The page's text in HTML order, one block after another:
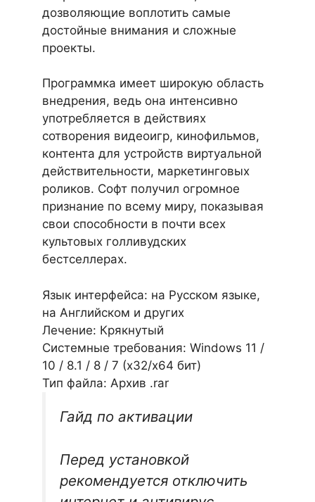
дозволяющие воплотить самые
достойные внимания и сложные
проекты.
Программка имеет широкую область
внедрения, ведь она интенсивно
употребляется в действиях
сотворения видеоигр, кинофильмов,
контента для устройств виртуальной
действительности, маркетинговых
роликов. Софт получил огромное
признание по всему миру, показывая
свои способности в почти всех
культовых голливудских
бестселлерах.
Язык интерфейса: на Русском языке,
на Английском и других
Лечение: Крякнутый
Системные требования: Windows 11 /
10 / 8.1 / 8 / 7 (х32/x64 бит)
Тип файла: Архив .rar
Гайд по активации
Перед установкой
рекомендуется отключить